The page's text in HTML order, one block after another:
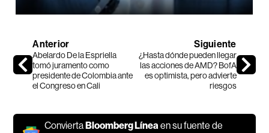
Anterior
Abelardo De la Espriella
tomó juramento como
presidente de Colombia ante
el Congreso en Cali
Siguiente
¿Hasta dónde pueden llegar
las acciones de AMD? BofA
es optimista, pero advierte
riesgos
Convierta Bloomberg Líneaen su fuente de